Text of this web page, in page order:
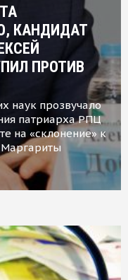
КАНДИДАТ
ПРОТИВ
наук прозвучало
патриарха РПЦ
на «склонение» к
Маргариты